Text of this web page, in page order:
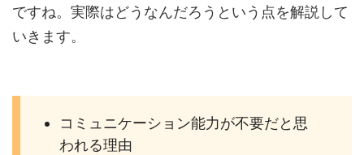
ですね。実際はどうなんだろうという点を解説して
いきます。
コミュニケーション能力が不要だと思
われる理由